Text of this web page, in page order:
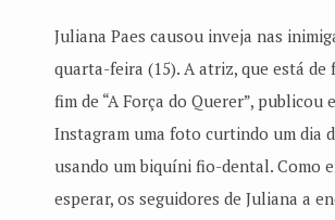
Juliana Paes causou inveja nas
quarta-feira (15). A atriz, que está de
fim de “A Força do Querer”, publicou
Instagram uma foto curtindo um dia
usando um biquíni fio-dental. Como
esperar, os seguidores de Juliana a